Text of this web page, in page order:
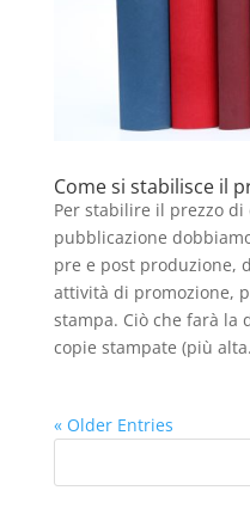
Come si stabilisce il
Per stabilire il prezzo
pubblicazione
pre e post produzione,
attività di promozione,
stampa. Ciò che farà la
copie stampate (più
« Older Entries